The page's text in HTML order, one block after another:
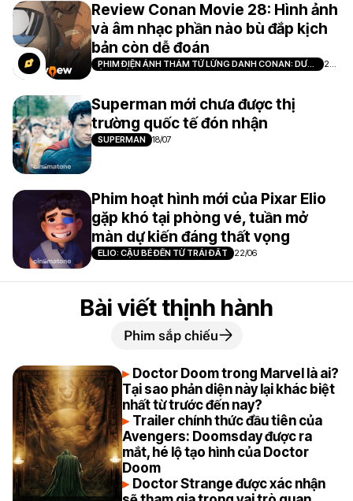
Review Conan Movie 28: Hình ảnh
và âm nhạc phần nào bù đắp kịch
bản còn dễ đoán
PHIM ĐIỆN ẢNH THÁM TỬ LỪNG DANH CONAN: DƯ
ẢNH CỦA ĐỘC NHÃN
20/
Superman mới chưa được thị
trường quốc tế đón nhận
SUPERMAN 18/07
Phim hoạt hình mới của Pixar Elio
gặp khó tại phòng vé, tuần mở
màn dự kiến đáng thất vọng
ELIO: CẬU BÉ ĐẾN TỪ TRÁI ĐẤT 22/06
Bài viết thịnh hành
Phim sắp chiếu
Doctor Doom trong Marvel là ai?
Tại sao phản diện này lại khác biệt
nhất từ trước đến nay?
Trailer chính thức đầu tiên của
Avengers: Doomsday được ra
mắt, hé lộ tạo hình của Doctor
Doom
Doctor Strange được xác nhận